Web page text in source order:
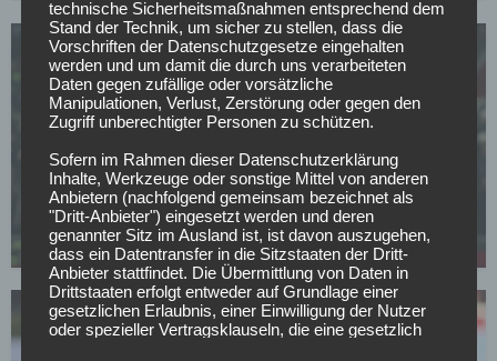
SV WERDER BREMEN
Füllkrug will zurück zu Werder, aber dieses
Hindernis steht dem Comeback im Weg
01.05.2026
technische Sicherheitsmaßnahmen entsprechend dem
Stand der Technik, um sicher zu stellen, dass die
Vorschriften der Datenschutzgesetze eingehalten
werden und um damit die durch uns verarbeiteten
Daten gegen zufällige oder vorsätzliche
Manipulationen, Verlust, Zerstörung oder gegen den
Zugriff unberechtigter Personen zu schützen.
Sofern im Rahmen dieser Datenschutzerklärung
Inhalte, Werkzeuge oder sonstige Mittel von anderen
Anbietern (nachfolgend gemeinsam bezeichnet als
"Dritt-Anbieter") eingesetzt werden und deren
genannter Sitz im Ausland ist, ist davon auszugehen,
dass ein Datentransfer in die Sitzstaaten der Dritt-
Anbieter stattfindet. Die Übermittlung von Daten in
Drittstaaten erfolgt entweder auf Grundlage einer
gesetzlichen Erlaubnis, einer Einwilligung der Nutzer
oder spezieller Vertragsklauseln, die eine gesetzlich